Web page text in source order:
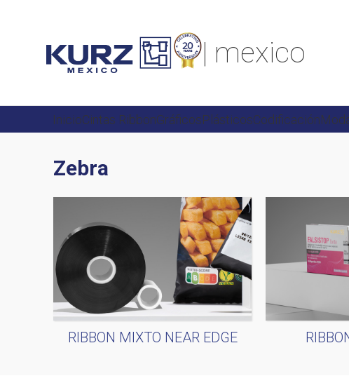
| mexico
InicioCintas RibbonGráficosPlásticosCodificación
Zebra
RIBBON MIXTO NEAR EDGE